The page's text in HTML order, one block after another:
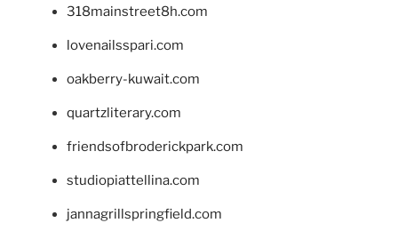
318mainstreet8h.com
lovenailsspari.com
oakberry-kuwait.com
quartzliterary.com
friendsofbroderickpark.com
studiopiattellina.com
jannagrillspringfield.com